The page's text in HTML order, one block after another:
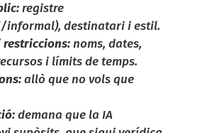
registre
informal), destinatari i estil.
restriccions:noms, dates,
i límits de temps.
allò que no vols que
demana que la IA